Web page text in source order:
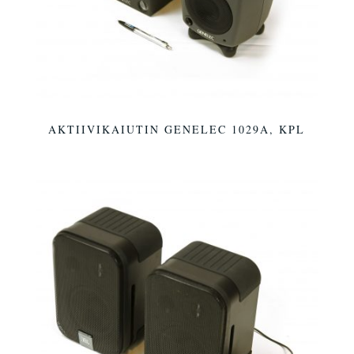
AKTIIVIKAIUTIN GENELEC 1029A, KPL